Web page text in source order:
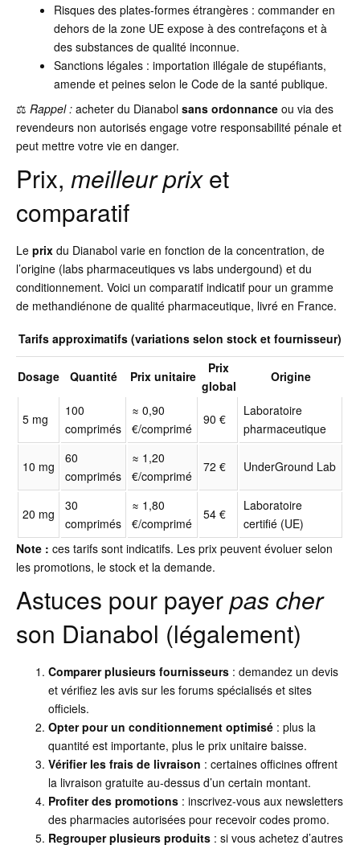
Risques des plates-formes étrangères : commander en
dehors de la zone UE expose à des contrefaçons et à
des substances de qualité inconnue.
Sanctions légales : importation illégale de stupéfiants,
amende et peines selon le Code de la santé publique.
⚖️ Rappel : acheter du Dianabol sans ordonnance ou via des
revendeurs non autorisés engage votre responsabilité pénale et
peut mettre votre vie en danger.
Prix, meilleur prixet
comparatif
Le prix du Dianabol varie en fonction de la concentration, de
l’origine (labs pharmaceutiques vs labs undergound) et du
conditionnement. Voici un comparatif indicatif pour un gramme
de methandiénone de qualité pharmaceutique, livré en France.
Tarifs approximatifs (variations selon stock et fournisseur)
Dosage Quantité Prix unitaire
Prix
global
Origine
5 mg
100
comprimés
≈ 0,90
€/comprimé
90 €
Laboratoire
pharmaceutique
10 mg
60
comprimés
≈ 1,20
€/comprimé
72 € UnderGround Lab
20 mg
30
comprimés
≈ 1,80
€/comprimé
54 €
Laboratoire
certifié (UE)
Note : ces tarifs sont indicatifs. Les prix peuvent évoluer selon
les promotions, le stock et la demande.
Astuces pour payerpas cher
son Dianabol (légalement)
Comparer plusieurs fournisseurs : demandez un devis
et vérifiez les avis sur les forums spécialisés et sites
officiels.
Opter pour un conditionnement optimisé : plus la
quantité est importante, plus le prix unitaire baisse.
Vérifier les frais de livraison : certaines officines offrent
la livraison gratuite au-dessus d’un certain montant.
Profiter des promotions : inscrivez-vous aux newsletters
des pharmacies autorisées pour recevoir codes promo.
Regrouper plusieurs produits : si vous achetez d’autres